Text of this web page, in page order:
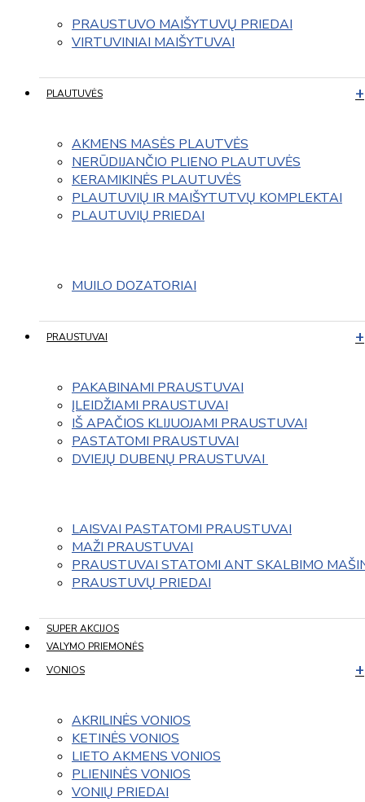
PRAUSTUVO MAIŠYTUVŲ PRIEDAI
VIRTUVINIAI MAIŠYTUVAI
PLAUTUVĖS
AKMENS MASĖS PLAUTVĖS
NERŪDIJANČIO PLIENO PLAUTUVĖS
KERAMIKINĖS PLAUTUVĖS
PLAUTUVIŲ IR MAIŠYTUTVŲ KOMPLEKTAI
PLAUTUVIŲ PRIEDAI
MUILO DOZATORIAI
PRAUSTUVAI
PAKABINAMI PRAUSTUVAI
ĮLEIDŽIAMI PRAUSTUVAI
IŠ APAČIOS KLIJUOJAMI PRAUSTUVAI
PASTATOMI PRAUSTUVAI
DVIEJŲ DUBENŲ PRAUSTUVAI
LAISVAI PASTATOMI PRAUSTUVAI
MAŽI PRAUSTUVAI
PRAUSTUVAI STATOMI ANT SKALBIMO
PRAUSTUVŲ PRIEDAI
SUPER AKCIJOS
VALYMO PRIEMONĖS
VONIOS
AKRILINĖS VONIOS
KETINĖS VONIOS
LIETO AKMENS VONIOS
PLIENINĖS VONIOS
VONIŲ PRIEDAI